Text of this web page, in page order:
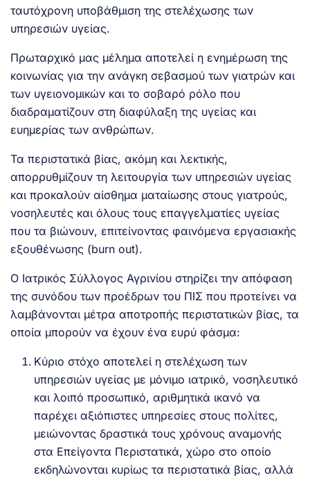
ταυτόχρονη υποβάθμιση της στελέχωσης των
υπηρεσιών υγείας.
Πρωταρχικό μας μέλημα αποτελεί η ενημέρωση της
κοινωνίας για την ανάγκη σεβασμού των γιατρών και
των υγειονομικών και το σοβαρό ρόλο που
διαδραματίζουν στη διαφύλαξη της υγείας και
ευημερίας των ανθρώπων.
Τα περιστατικά βίας, ακόμη και λεκτικής,
απορρυθμίζουν τη λειτουργία των υπηρεσιών υγείας
και προκαλούν αίσθημα ματαίωσης στους γιατρούς,
νοσηλευτές και όλους τους επαγγελματίες υγείας
που τα βιώνουν, επιτείνοντας φαινόμενα εργασιακής
εξουθένωσης (burn out).
Ο Ιατρικός Σύλλογος Αγρινίου στηρίζει την απόφαση
της συνόδου των προέδρων του ΠΙΣ που προτείνει να
λαμβάνονται μέτρα αποτροπής περιστατικών βίας, τα
οποία μπορούν να έχουν ένα ευρύ φάσμα:
Κύριο στόχο αποτελεί η στελέχωση των
υπηρεσιών υγείας με μόνιμο ιατρικό, νοσηλευτικό
και λοιπό προσωπικό, αριθμητικά ικανό να
παρέχει αξιόπιστες υπηρεσίες στους πολίτες,
μειώνοντας δραστικά τους χρόνους αναμονής
στα Επείγοντα Περιστατικά, χώρο στο οποίο
εκδηλώνονται κυρίως τα περιστατικά βίας, αλλά